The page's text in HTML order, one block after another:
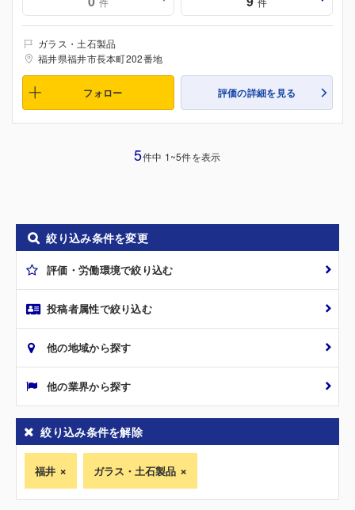
ガラス・土石製品
福井県福井市長本町202番地
フォロー 評価の詳細を見る
5件中 1~5件を表示
絞り込み条件を変更
評価・労働環境で絞り込む
投稿者属性で絞り込む
他の地域から探す
他の業界から探す
絞り込み条件を解除
福井 ガラス・土石製品